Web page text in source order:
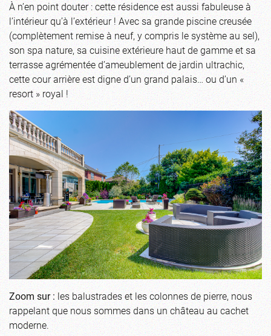
À n’en point douter : cette résidence est aussi fabuleuse à
l’intérieur qu’à l’extérieur ! Avec sa grande piscine creusée
(complètement remise à neuf, y compris le système au sel),
son spa nature, sa cuisine extérieure haut de gamme et sa
terrasse agrémentée d’ameublement de jardin ultrachic,
cette cour arrière est digne d’un grand palais… ou d’un «
resort » royal !
Zoom sur :les balustrades et les colonnes de pierre, nous
rappelant que nous sommes dans un château au cachet
moderne.